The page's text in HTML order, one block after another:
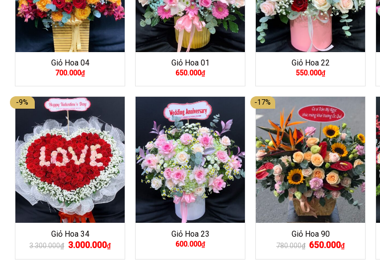
Giỏ Hoa 04
700.000₫
Giỏ Hoa 01
650.000₫
Giỏ Hoa 22
550.000₫
-9%
Giỏ Hoa 34
3.300.000₫ Giá
gốc
là:
3.000.000₫Giá
hiện
tại
Giỏ Hoa 23
600.000₫
-17%
Giỏ Hoa 90
780.000₫ Giá
gốc
là:
650.000₫Giá
hiện
tại